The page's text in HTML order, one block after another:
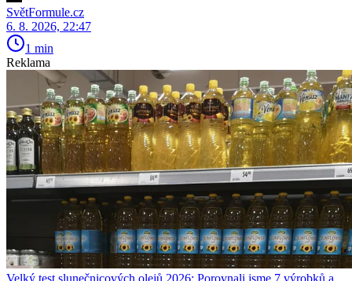
SvětFormule.cz
6. 8. 2026, 22:47
1 min
Reklama